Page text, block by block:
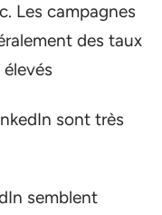
Les campagnes
des taux
sont très
semblent